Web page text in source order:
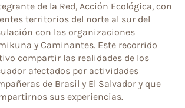
de la Red, Acción Ecológica, con
territorios del norte al sur del
con las organizaciones
y Caminantes. Este recorrido
compartir las realidades de los
afectados por actividades
de Brasil y El Salvador y que
sus experiencias.